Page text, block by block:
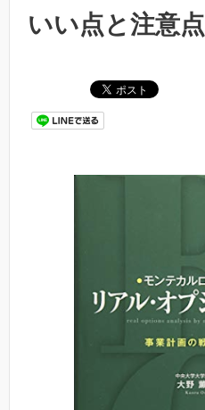
いい点と注意点